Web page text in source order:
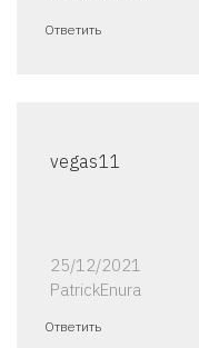
Ответить
vegas11
25/12/2021
PatrickEnura
Ответить